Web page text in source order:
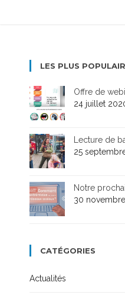
LES PLUS
Offre de
24 juillet
Lecture de
25
Notre
30
CATÉGORIES
Actualités